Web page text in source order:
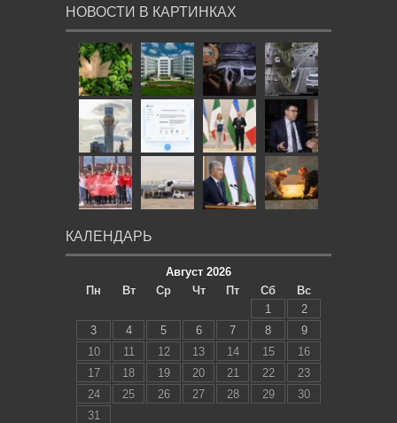
НОВОСТИ В КАРТИНКАХ
КАЛЕНДАРЬ
Август 2026
Пн
Вт Ср Чт Пт Сб
Вс
1
2
3
4 5 6 7 8
9
10
11 12 13 14 15
16
17
18 19 20 21 22
23
24
25 26 27 28 29
30
31